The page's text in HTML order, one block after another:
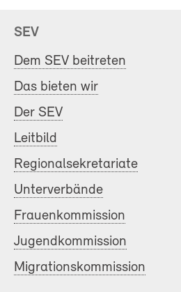
SEV
Dem SEV beitreten
Das bieten wir
Der SEV
Leitbild
Regionalsekretariate
Unterverbände
Frauenkommission
Jugendkommission
Migrationskommission